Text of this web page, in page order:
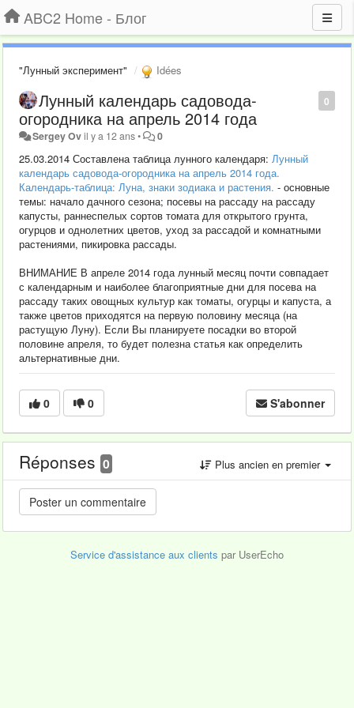
ABC2 Home - Блог
"Лунный эксперимент" Idées
0
Лунный календарь садовода-
огородника на апрель 2014 года
Sergey Ovil y a 12 ans• 0
25.03.2014 Составлена таблица лунного календаря: Лунный
календарь садовода-огородника на апрель 2014 года.
Календарь-таблица: Луна, знаки зодиака и растения. - основные
темы: начало дачного сезона; посевы на рассаду на рассаду
капусты, раннеспелых сортов томата для открытого грунта,
огурцов и однолетних цветов, уход за рассадой и комнатными
растениями, пикировка рассады.
ВНИМАНИЕ В апреле 2014 года лунный месяц почти совпадает
с календарным и наиболее благоприятные дни для посева на
рассаду таких овощных культур как томаты, огурцы и капуста, а
также цветов приходятся на первую половину месяца (на
растущую Луну). Если Вы планируете посадки во второй
половине апреля, то будет полезна статья как определить
альтернативные дни.
0 0 S'abonner
Réponses 0 Plus ancien en premier
Service d'assistance aux clients par UserEcho